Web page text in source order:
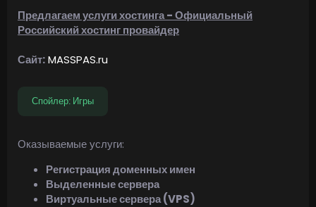
Предлагаем услуги хостинга - Официальный
Российский хостинг провайдер
Сайт:MASSPAS.ru
Спойлер: Игры
Оказываемые услуги:
Регистрация доменных имен
Выделенные сервера
Виртуальные сервера (VPS)